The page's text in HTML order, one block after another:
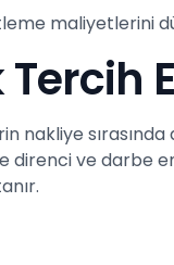
maliyetlerini
Tercih
direnci ve darbe